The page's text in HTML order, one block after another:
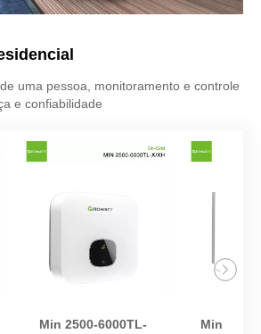
uma pessoa, monitoramento e controle
e confiabilidade
Min 2500-6000TL-
Min